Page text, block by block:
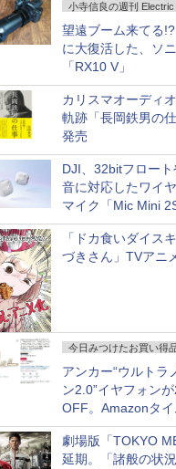
小寺信良の週刊 Electric
望遠ブーム来てる
に大復活した、ソ
「RX10 V」
カリスマオーディ
軌跡「長岡鉄男の
発売
DJI、32bitフロー
音に対応したワイ
マイク「Mic Mini 2S
「ドカ食いダイス
づきさん」TVアニ
今日みつけたお買い得
アンカー“ウルトラ
ン2.0”イヤフォン
OFF。Amazonタ
劇場版「TOKYO
延期。「諸般の状